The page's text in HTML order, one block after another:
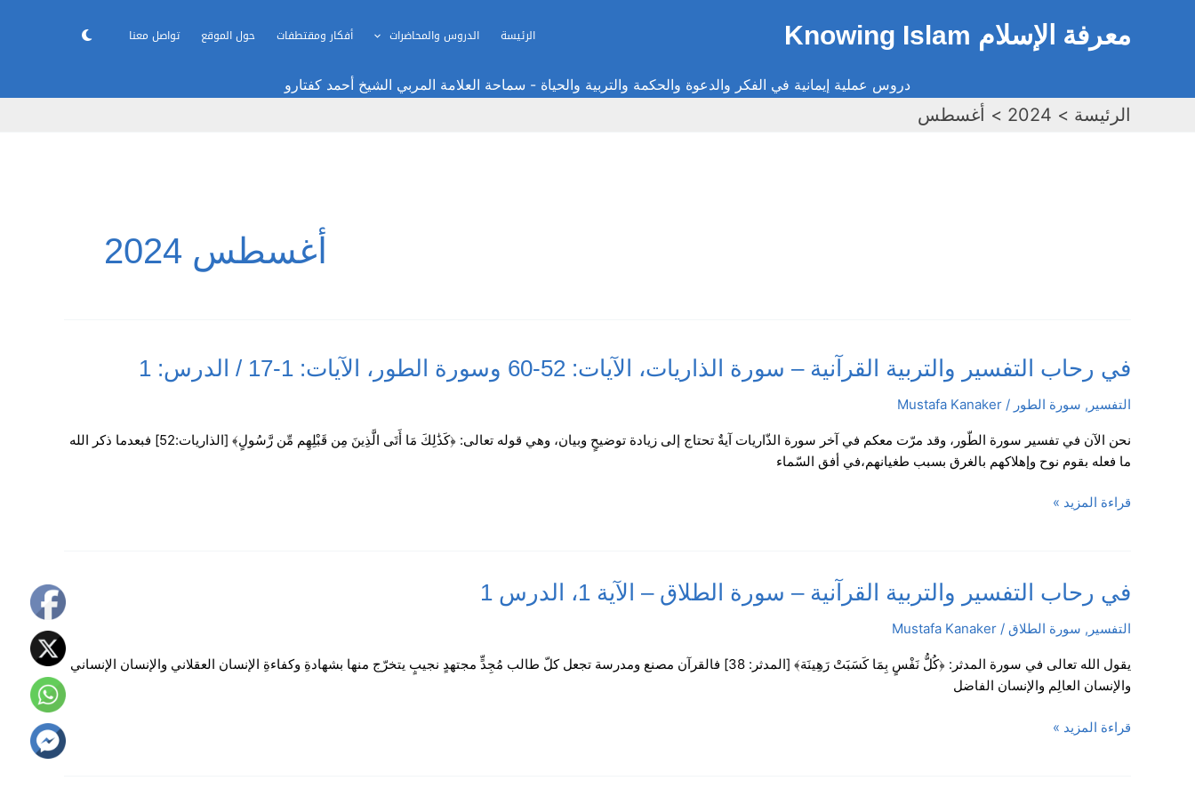
معرفة الإسلام Knowing Islam الرئيسة الدروس والمحاضرات أفكار ومقتطفات حول الموقع تواصل معنا
دروس عملية إيمانية في الفكر والدعوة والحكمة والتربية والحياة - سماحة العلامة المربي الشيخ أحمد كفتارو
الرئيسة 2024 أغسطس
أغسطس 2024
في رحاب التفسير والتربية القرآنية – سورة الذاريات، الآيات: 52-60 وسورة الطور، الآيات: 1-17 / الدرس: 1
التفسير , سورة الطور /
Mustafa Kanaker
نحن الآن في تفسير سورة الطّور، وقد مرّت معكم في آخر سورة الذّاريات آيةٌ تحتاج إلى زيادة توضيحٍ وبيان، وهي قوله تعالى: ﴿كَذَٰلِكَ مَا أَتَى الَّذِينَ مِن قَبْلِهِم مِّن رَّسُولٍ﴾ [الذاريات:52] فبعدما ذكر الله
ما فعله بقوم نوح وإهلاكهم بالغرق بسبب طغيانهم،في أفق السّماء
في
رحاب
التفسير
القرآنية
–
الذاريات،
وسورة
الطور،
الآيات:
1-
17
الدرس:
قراءة المزيد »
في رحاب التفسير والتربية القرآنية – سورة الطلاق – الآية 1، الدرس 1
التفسير , سورة الطلاق /
Mustafa Kanaker
يقول الله تعالى في سورة المدثر: ﴿كُلُّ نَفْسٍ بِمَا كَسَبَتْ رَهِينَة﴾ [المدثر: 38] فالقرآن مصنع ومدرسة تجعل كلّ طالب مُجِدٍّ مجتهدٍ نجيبٍ يتخرّج منها بشهادةِ وكفاءةِ الإنسان العقلاني والإنسان الإنساني
والإنسان العالِم والإنسان الفاضل
في
رحاب
التفسير
القرآنية
–
الطلاق
قراءة المزيد »